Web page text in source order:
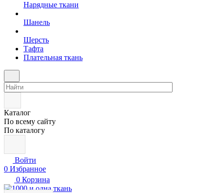
Нарядные ткани
Шанель
Шерсть
Тафта
Плательная ткань
Каталог
По всему сайту
По каталогу
Войти
0 Избранное
0 Корзина